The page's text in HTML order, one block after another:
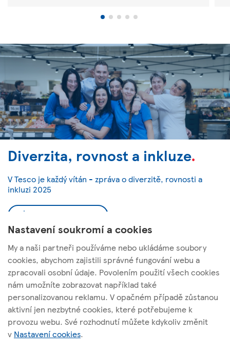
Diverzita, rovnost a inkluze.
V Tesco je každý vítán - zpráva o diverzitě, rovnosti a
inkluzi 2025
Tesco Stores ČR, a. s.
Vršovická 1527/68b; 100 00 Praha 10
Nastavení soukromí a cookies
My a naši partneři používáme nebo ukládáme soubory
cookies, abychom zajistili správné fungování webu a
zpracovali osobní údaje. Povolením použití všech cookies
nám umožníte zobrazovat například také
personalizovanou reklamu. V opačném případě zůstanou
aktivní jen nezbytné cookies, které potřebujeme k
provozu webu. Své rozhodnutí můžete kdykoliv změnit
v Nastavení cookies.